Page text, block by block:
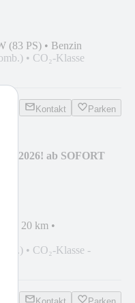
(83 PS) • Benzin
• CO₂-Klasse
Kontakt Parken
2026! ab SOFORT
20 km •
• CO₂-Klasse -